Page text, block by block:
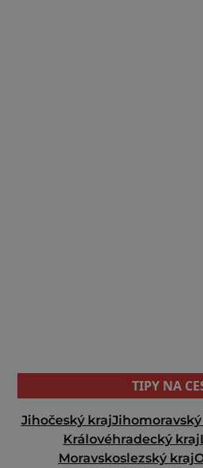
TIPY NA
Jihočeský kraj
Královéhradecký kraj
Moravskoslezský kraj